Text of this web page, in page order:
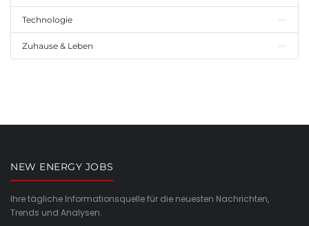
Technologie
Zuhause & Leben
NEW ENERGY JOBS
Ihre tägliche Informationsquelle für die neuesten Nachrichten,
Trends und Analysen.